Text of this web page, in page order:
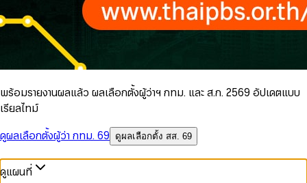
พร้อมรายงานผลแล้ว ผลเลือกตั้งผู้ว่าฯ กทม. และ ส.ก. 2569 อัปเดตแบบ
เรียลไทม์
ดูผลเลือกตั้งผู้ว่า กทม. 69
ดูผลเลือกตั้ง สส. 69
ดูแผนที่